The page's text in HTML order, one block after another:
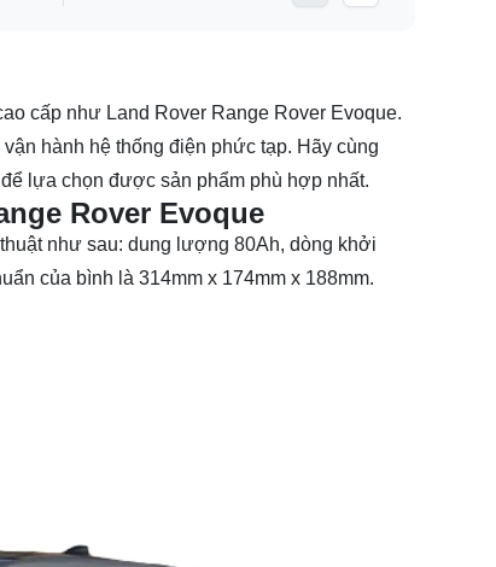
cấp như Land Rover Range Rover Evoque.
hành hệ thống điện phức tạp. Hãy cùng
lựa chọn được sản phẩm phù hợp nhất.
Rover Evoque
như sau: dung lượng 80Ah, dòng khởi
của bình là 314mm x 174mm x 188mm.